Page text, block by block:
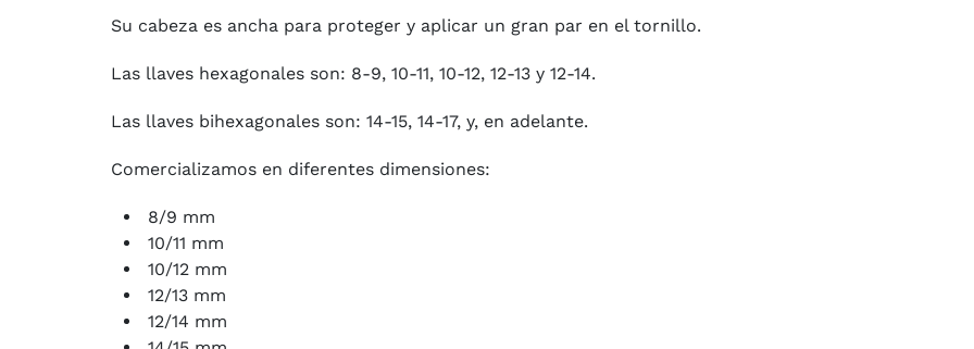
Su cabeza es ancha para proteger y aplicar un gran par en el tornillo.
Las llaves hexagonales son: 8-9, 10-11, 10-12, 12-13 y 12-14.
Las llaves bihexagonales son: 14-15, 14-17, y, en adelante.
Comercializamos en diferentes dimensiones:
8/9 mm
10/11 mm
10/12 mm
12/13 mm
12/14 mm